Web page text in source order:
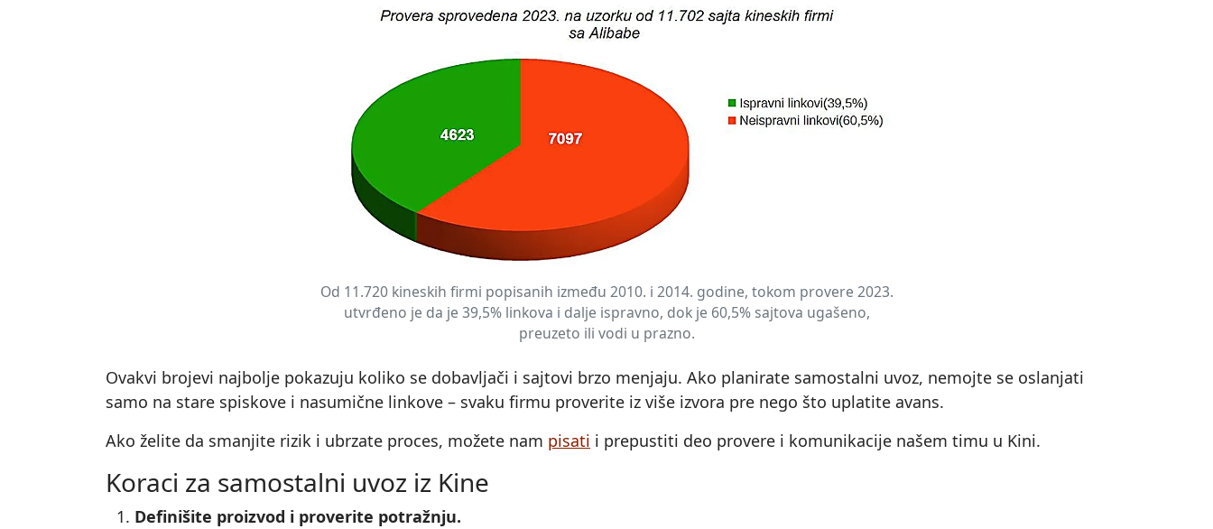
Od 11.720 kineskih firmi popisanih između 2010. i 2014. godine, tokom provere 2023.
utvrđeno je da je 39,5% linkova i dalje ispravno, dok je 60,5% sajtova ugašeno,
preuzeto ili vodi u prazno.
Ovakvi brojevi najbolje pokazuju koliko se dobavljači i sajtovi brzo menjaju. Ako planirate samostalni uvoz, nemojte se oslanjati
samo na stare spiskove i nasumične linkove – svaku firmu proverite iz više izvora pre nego što uplatite avans.
Ako želite da smanjite rizik i ubrzate proces, možete nam pisati i prepustiti deo provere i komunikacije našem timu u Kini.
Koraci za samostalni uvoz iz Kine
Definišite proizvod i proverite potražnju.